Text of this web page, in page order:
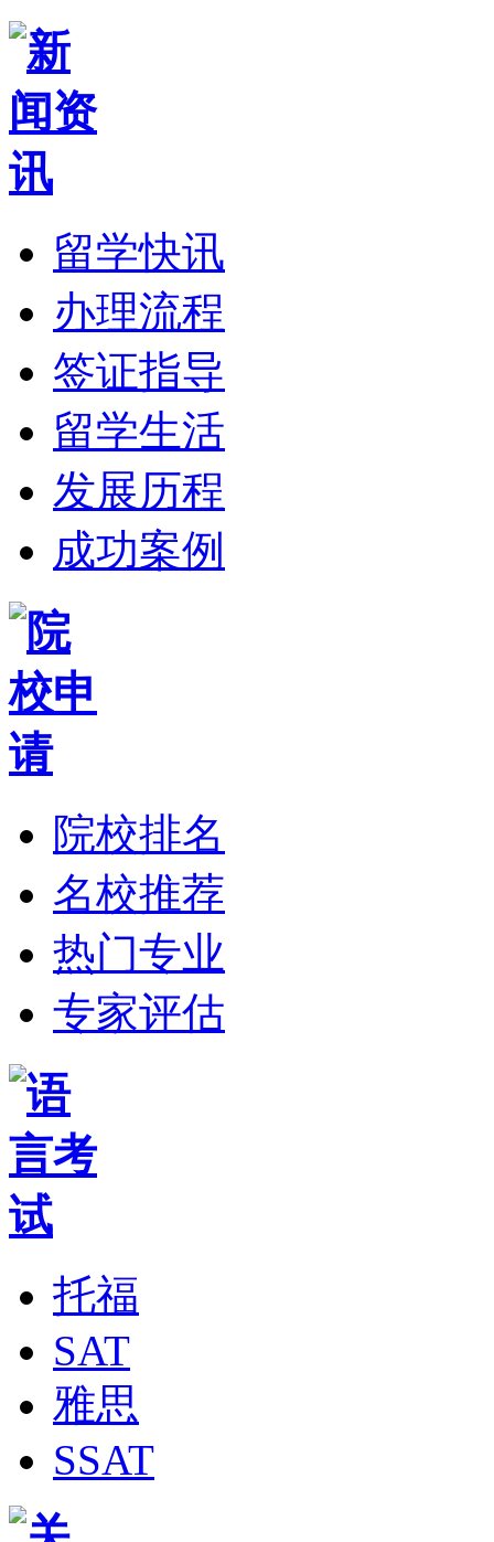
留学快讯
办理流程
签证指导
留学生活
发展历程
成功案例
院校排名
名校推荐
热门专业
专家评估
托福
SAT
雅思
SSAT